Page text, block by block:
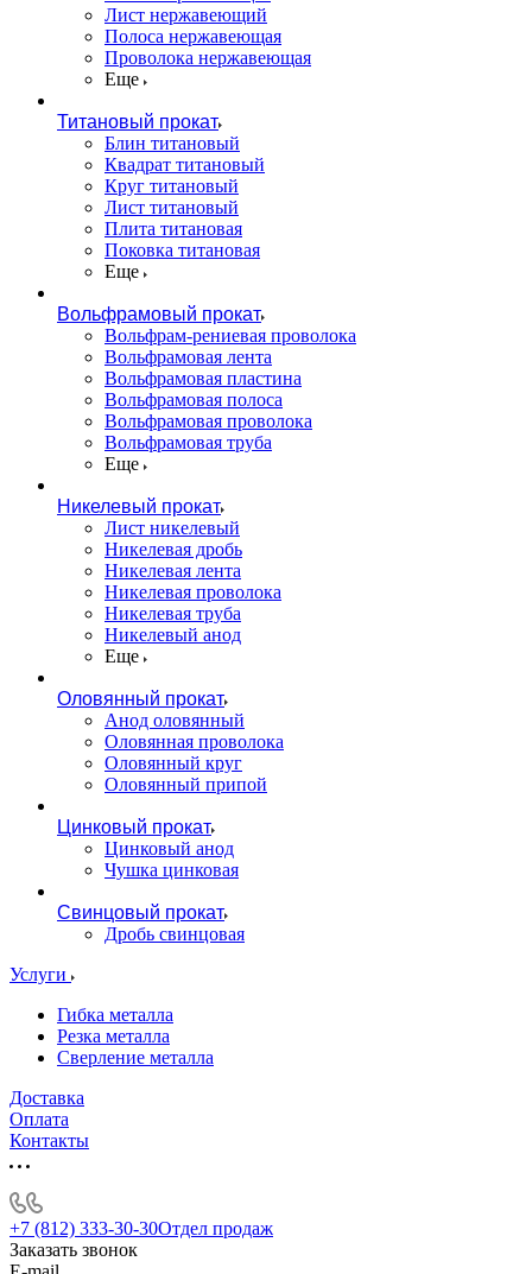
Лист нержавеющий
Полоса нержавеющая
Проволока нержавеющая
Еще
Титановый прокат
Блин титановый
Квадрат титановый
Круг титановый
Лист титановый
Плита титановая
Поковка титановая
Еще
Вольфрамовый прокат
Вольфрам-рениевая проволока
Вольфрамовая лента
Вольфрамовая пластина
Вольфрамовая полоса
Вольфрамовая проволока
Вольфрамовая труба
Еще
Никелевый прокат
Лист никелевый
Никелевая дробь
Никелевая лента
Никелевая проволока
Никелевая труба
Никелевый анод
Еще
Оловянный прокат
Анод оловянный
Оловянная проволока
Оловянный круг
Оловянный припой
Цинковый прокат
Цинковый анод
Чушка цинковая
Свинцовый прокат
Дробь свинцовая
Услуги
Гибка металла
Резка металла
Сверление металла
Доставка
Оплата
Контакты
+7 (812) 333-30-30Отдел продаж
Заказать звонок